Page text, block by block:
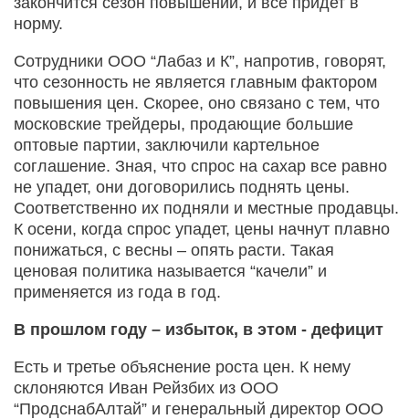
норму.
Сотрудники ООО “Лабаз и К”, напротив, говорят,
что сезонность не является главным фактором
повышения цен. Скорее, оно связано с тем, что
московские трейдеры, продающие большие
оптовые партии, заключили картельное
соглашение. Зная, что спрос на сахар все равно
не упадет, они договорились поднять цены.
Соответственно их подняли и местные продавцы.
К осени, когда спрос упадет, цены начнут плавно
понижаться, с весны – опять расти. Такая
ценовая политика называется “качели” и
применяется из года в год.
В прошлом году – избыток, в этом - дефицит
Есть и третье объяснение роста цен. К нему
склоняются Иван Рейзбих из ООО
“ПродснабАлтай” и генеральный директор ООО